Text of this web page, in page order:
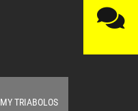
MY TRIABOLOS